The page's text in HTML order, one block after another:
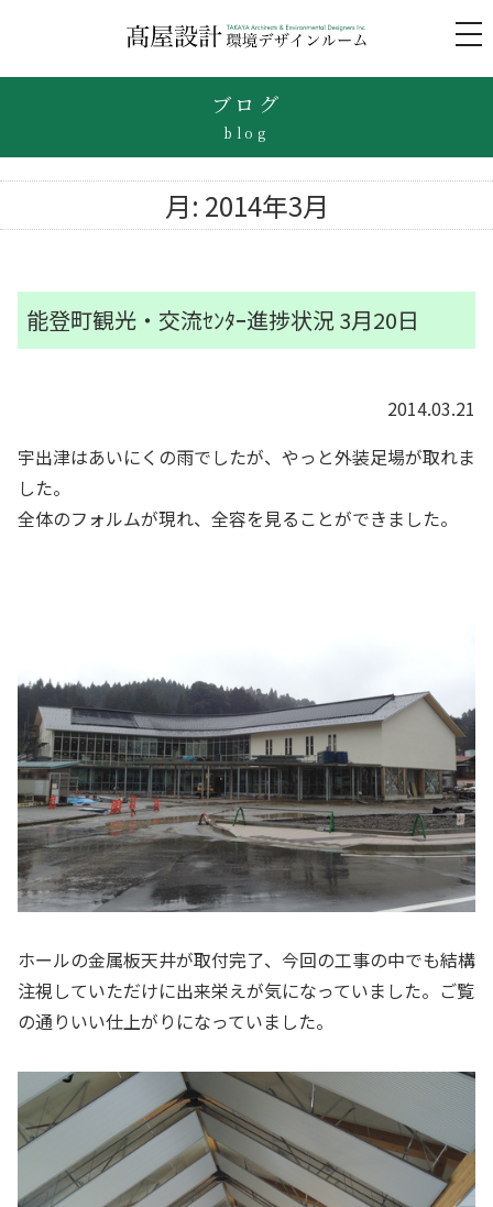
ブログ
blog
月: 2014年3月
能登町観光・交流ｾﾝﾀｰ進捗状況 3月20日
2014.03.21
宇出津はあいにくの雨でしたが、やっと外装足場が取れま
した。
全体のフォルムが現れ、全容を見ることができました。
ホールの金属板天井が取付完了、今回の工事の中でも結構
注視していただけに出来栄えが気になっていました。ご覧
の通りいい仕上がりになっていました。